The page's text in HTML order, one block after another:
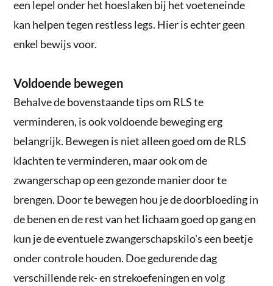
een lepel onder het hoeslaken bij het voeteneinde
kan helpen tegen restless legs. Hier is echter geen
enkel bewijs voor.
Voldoende bewegen
Behalve de bovenstaande tips om RLS te
verminderen, is ook voldoende beweging erg
belangrijk. Bewegen is niet alleen goed om de RLS
klachten te verminderen, maar ook om de
zwangerschap op een gezonde manier door te
brengen. Door te bewegen hou je de doorbloeding in
de benen en de rest van het lichaam goed op gang en
kun je de eventuele zwangerschapskilo's een beetje
onder controle houden. Doe gedurende dag
verschillende rek- en strekoefeningen en volg